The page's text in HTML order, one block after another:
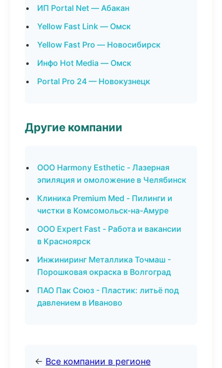
ИП Portal Net — Абакан
Yellow Fast Link — Омск
Yellow Fast Pro — Новосибирск
Инфо Hot Media — Омск
Portal Pro 24 — Новокузнецк
Другие компании
ООО Harmony Esthetic - Лазерная
эпиляция и омоложение в Челябинск
Клиника Premium Med - Пилинги и
чистки в Комсомольск-на-Амуре
ООО Expert Fast - Работа и вакансии
в Красноярск
Инжиниринг Металлика Точмаш -
Порошковая окраска в Волгоград
ПАО Пак Союз - Пластик: литьё под
давлением в Иваново
← Все компании в регионе